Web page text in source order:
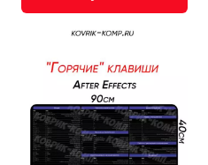
СССР
Транспорт
Текущий: Колумбус